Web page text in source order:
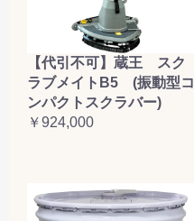
【代引不可】蔵王 スク
ラブメイトB5 (振動型コ
ンパクトスクラバー)
￥924,000